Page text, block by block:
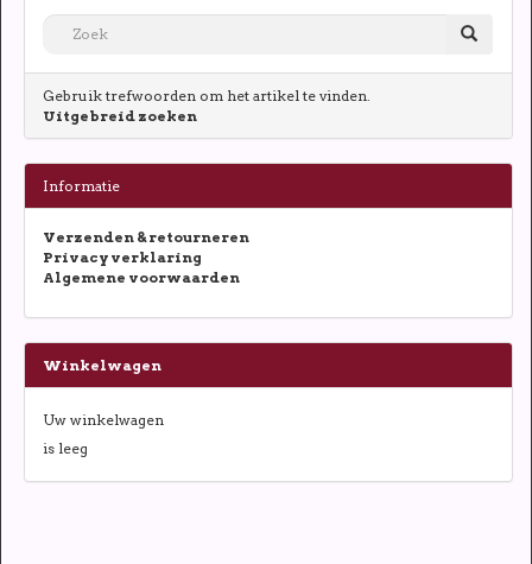
Gebruik trefwoorden om het artikel te vinden.
Uitgebreid zoeken
Informatie
Verzenden & retourneren
Privacy verklaring
Algemene voorwaarden
Winkelwagen
Uw winkelwagen
is leeg